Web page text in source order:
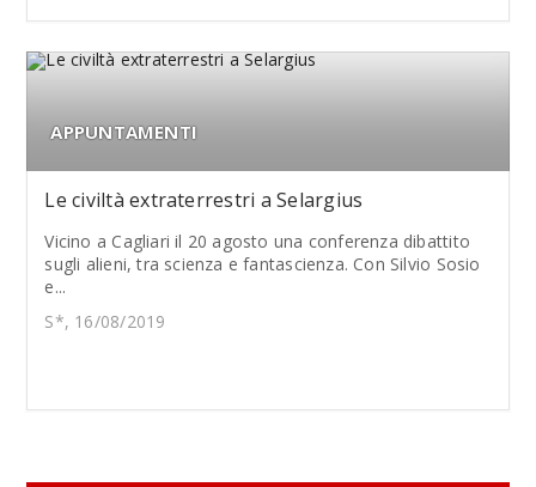
APPUNTAMENTI
Le civiltà extraterrestri a Selargius
Vicino a Cagliari il 20 agosto una conferenza dibattito
sugli alieni, tra scienza e fantascienza. Con Silvio Sosio
e...
S*, 16/08/2019